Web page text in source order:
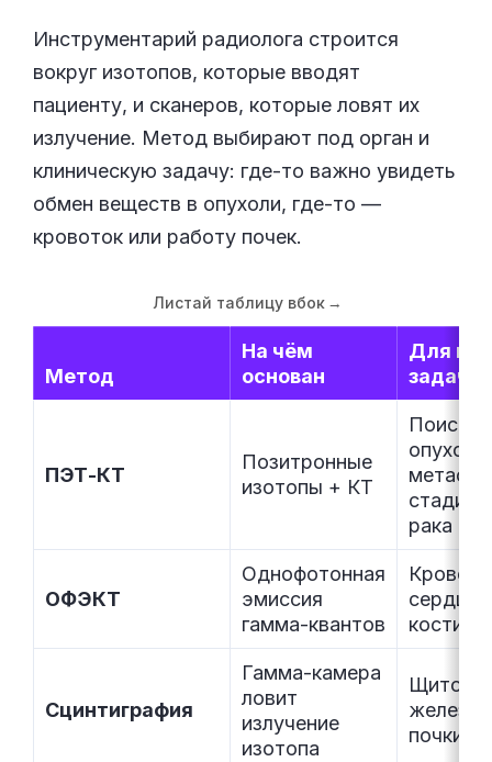
Инструментарий радиолога строится
вокруг изотопов, которые вводят
пациенту, и сканеров, которые ловят их
излучение. Метод выбирают под орган и
клиническую задачу: где-то важно увидеть
обмен веществ в опухоли, где-то —
кровоток или работу почек.
Листай таблицу вбок→
Метод
На чём
основан
Для
задач
ПЭТ-КТ
Позитронные
изотопы + КТ
Поиск
рака
ОФЭКТ
Однофотонная
эмиссия
гамма-квантов
сердца,
кости,
Сцинтиграфия
Гамма-камера
ловит
излучение
изотопа
железа,
почки,